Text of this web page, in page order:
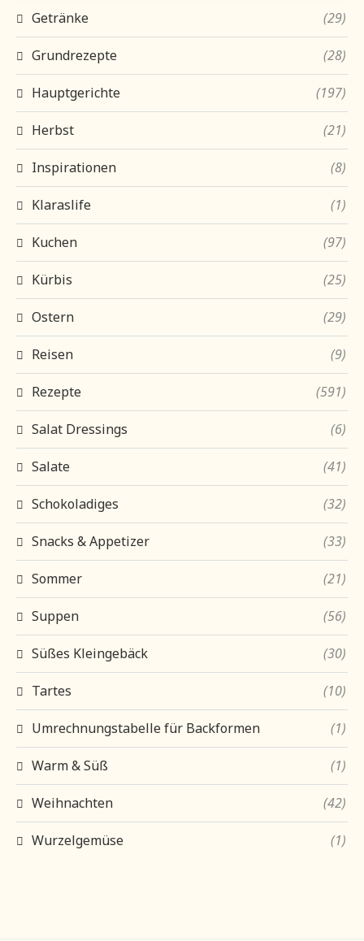
Getränke (29)
Grundrezepte (28)
Hauptgerichte (197)
Herbst (21)
Inspirationen (8)
Klaraslife (1)
Kuchen (97)
Kürbis (25)
Ostern (29)
Reisen (9)
Rezepte (591)
Salat Dressings (6)
Salate (41)
Schokoladiges (32)
Snacks & Appetizer (33)
Sommer (21)
Suppen (56)
Süßes Kleingebäck (30)
Tartes (10)
Umrechnungstabelle für Backformen (1)
Warm & Süß (1)
Weihnachten (42)
Wurzelgemüse (1)